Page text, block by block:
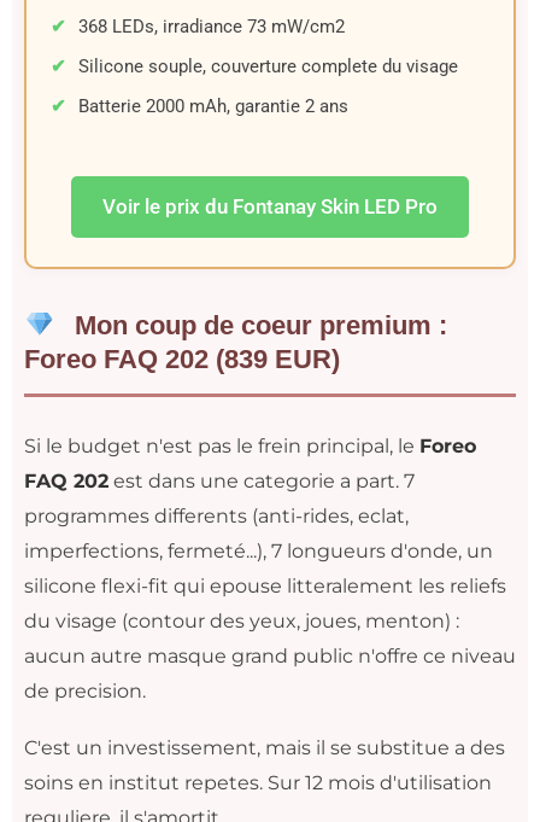
368 LEDs, irradiance 73 mW/cm2
Silicone souple, couverture complete du visage
Batterie 2000 mAh, garantie 2 ans
Voir le prix du Fontanay Skin LED Pro
Mon coup de coeur premium :
Foreo FAQ 202 (839 EUR)
Si le budget n'est pas le frein principal, le Foreo
FAQ 202 est dans une categorie a part. 7
programmes differents (anti-rides, eclat,
imperfections, fermeté...), 7 longueurs d'onde, un
silicone flexi-fit qui epouse litteralement les reliefs
du visage (contour des yeux, joues, menton) :
aucun autre masque grand public n'offre ce niveau
de precision.
C'est un investissement, mais il se substitue a des
soins en institut repetes. Sur 12 mois d'utilisation